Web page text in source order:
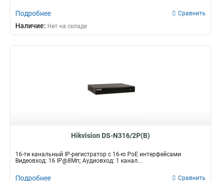
Подробнее Сравнить
Наличие: Нет на складе
Hikvision DS-N316/2P(B)
16-ти канальный IP-регистратор c 16-ю PoE интерфейсами
Видеовход: 16 IP@8Мп; Аудиовход: 1 канал...
Подробнее Сравнить